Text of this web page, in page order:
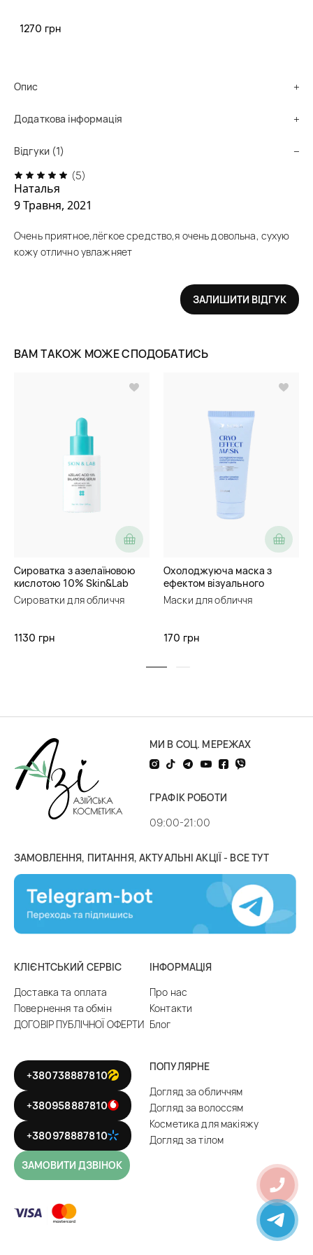
1270 грн
Опис
Додаткова інформація
Відгуки (1)
(5)
Наталья
9 Травня, 2021
Очень приятное,лёгкое средство,я очень довольна, сухую
кожу отлично увлажняет
ЗАЛИШИТИ ВІДГУК
ВАМ ТАКОЖ МОЖЕ СПОДОБАТИСЬ
Сироватка з азелаїновою
кислотою 10% Skin&Lab
Azelaic Acid 10% Balancing
Serum
Сироватки для обличчя
1130 грн
Охолоджуюча маска з
ефектом візуального
ліфтингу шкіри Soika Cryo
Effect Mask
Маски для обличчя
170 грн
МИ В СОЦ. МЕРЕЖАХ
ГРАФІК РОБОТИ
09:00-21:00
ЗАМОВЛЕННЯ, ПИТАННЯ, АКТУАЛЬНІ АКЦІЇ - ВСЕ ТУТ
КЛІЄНТСЬКИЙ СЕРВІС
Доставка та оплата
Повернення та обмін
ДОГОВІР ПУБЛІЧНОЇ ОФЕРТИ
ІНФОРМАЦІЯ
Про нас
Контакти
Блог
+380738887810
+380958887810
+380978887810
ЗАМОВИТИ ДЗВІНОК
ПОПУЛЯРНЕ
Догляд за обличчям
Догляд за волоссям
Косметика для макіяжу
Догляд за тілом